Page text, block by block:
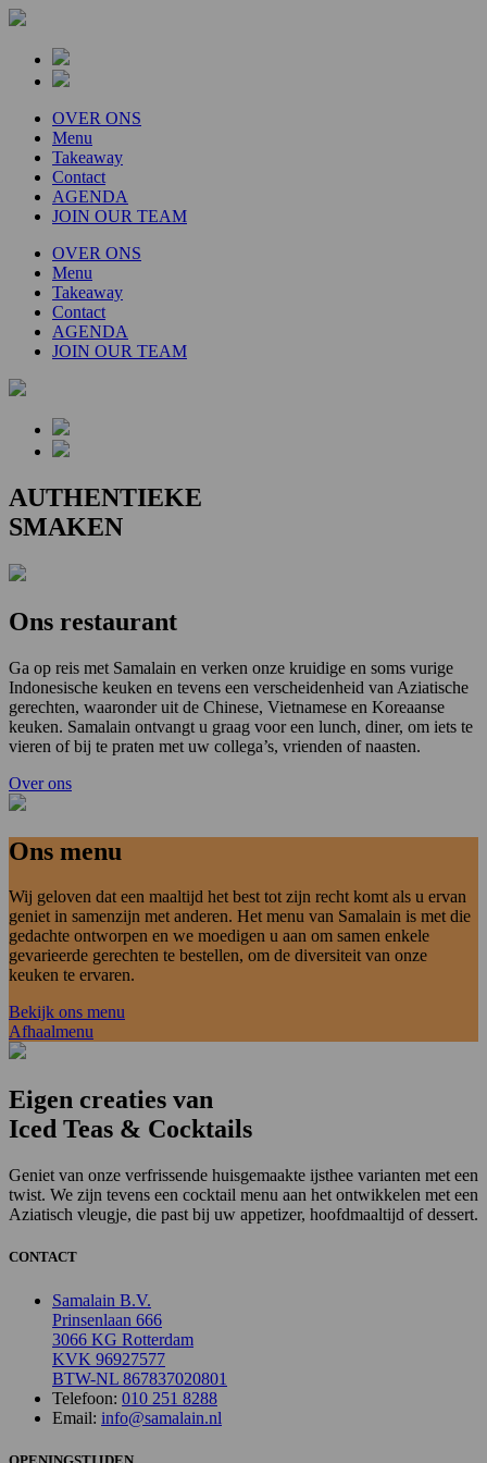
OVER ONS
Menu
Takeaway
Contact
AGENDA
JOIN OUR TEAM
OVER ONS
Menu
Takeaway
Contact
AGENDA
JOIN OUR TEAM
AUTHENTIEKE
SMAKEN
Ons restaurant
Ga op reis met Samalain en verken onze kruidige en soms vurige
Indonesische keuken en tevens een verscheidenheid van Aziatische
gerechten, waaronder uit de Chinese, Vietnamese en Koreaanse
keuken. Samalain ontvangt u graag voor een lunch, diner, om iets te
vieren of bij te praten met uw collega’s, vrienden of naasten.
Over ons
Ons menu
Wij geloven dat een maaltijd het best tot zijn recht komt als u ervan
geniet in samenzijn met anderen. Het menu van Samalain is met die
gedachte ontworpen en we moedigen u aan om samen enkele
gevarieerde gerechten te bestellen, om de diversiteit van onze
keuken te ervaren.
Bekijk ons menu
Afhaalmenu
Eigen creaties van
Iced Teas & Cocktails
Geniet van onze verfrissende huisgemaakte ijsthee varianten met een
twist. We zijn tevens een cocktail menu aan het ontwikkelen met een
Aziatisch vleugje, die past bij uw appetizer, hoofdmaaltijd of dessert.
CONTACT
Samalain B.V.
Prinsenlaan 666
3066 KG Rotterdam
KVK 96927577
BTW-NL 867837020801
Telefoon: 010 251 8288
Email: info@samalain.nl